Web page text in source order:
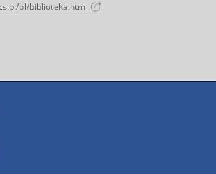
pl/biblioteka.htm